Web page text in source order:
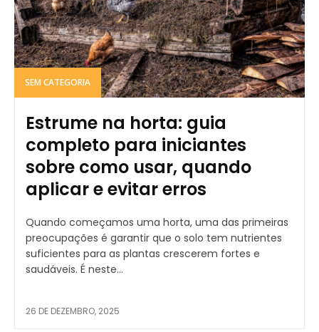
SEM CATEGORIA
Estrume na horta: guia
completo para iniciantes
sobre como usar, quando
aplicar e evitar erros
Quando começamos uma horta, uma das primeiras
preocupações é garantir que o solo tem nutrientes
suficientes para as plantas crescerem fortes e
saudáveis. É neste...
26 DE DEZEMBRO, 2025